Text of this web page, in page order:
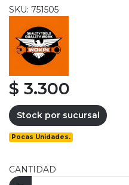
SKU: 751505
$ 3.300
Stock por sucursal
Pocas Unidades.
CANTIDAD